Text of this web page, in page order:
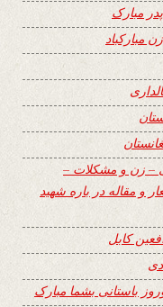
مبارک
مبارکباد
– زن و مشکلات –
و مقاله در باره شهید
کابل
باستانی بشما مبارک